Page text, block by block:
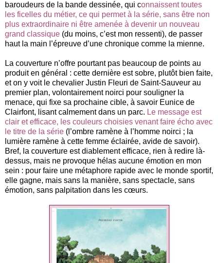
baroudeurs de la bande dessinée, qui connaissent toutes
les ficelles du métier, ce qui permet à la série, sans être non
plus extraordinaire ni être amenée à devenir un nouveau
grand classique (du moins, c’est mon ressenti), de passer
haut la main l’épreuve d’une chronique comme la mienne.
La couverture n’offre pourtant pas beaucoup de points au
produit en général : cette dernière est sobre, plutôt bien faite,
et on y voit le chevalier Justin Fleuri de Saint-Sauveur au
premier plan, volontairement noirci pour souligner la
menace, qui fixe sa prochaine cible, à savoir Eunice de
Clairfont, lisant calmement dans un parc. Le message est
clair et efficace, les couleurs choisies venant faire écho avec
le titre de la série (l’ombre ramène à l’homme noirci ; la
lumière ramène à cette femme éclairée, avide de savoir).
Bref, la couverture est diablement efficace, rien à redire là-
dessus, mais ne provoque hélas aucune émotion en mon
sein : pour faire une métaphore rapide avec le monde sportif,
elle gagne, mais sans la manière, sans spectacle, sans
émotion, sans palpitation dans les cœurs.